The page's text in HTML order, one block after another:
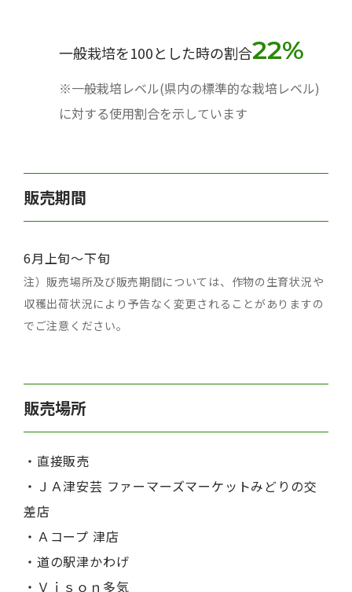
一般栽培を100とした時の割合22%
※一般栽培レベル(県内の標準的な栽培レベル)
に対する使用割合を示しています
販売期間
6月上旬～下旬
注）販売場所及び販売期間については、作物の生育状況や
収穫出荷状況により予告なく変更されることがありますの
でご注意ください。
販売場所
・直接販売
・ＪＡ津安芸 ファーマーズマーケットみどりの交
差店
・Ａコープ 津店
・道の駅津かわげ
・Ｖｉｓｏｎ多気